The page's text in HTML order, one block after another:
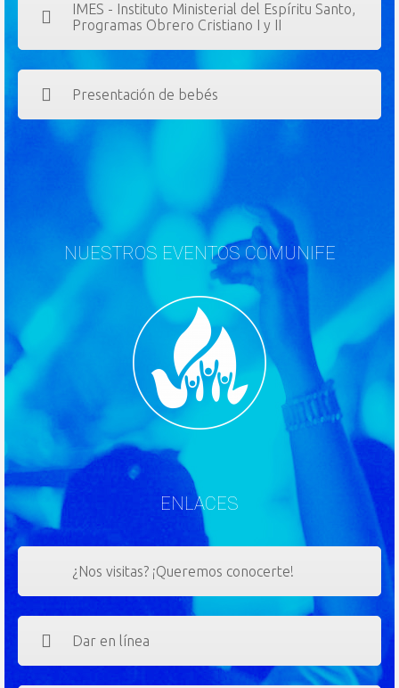
IMES - Instituto Ministerial del Espíritu Santo,
Programas Obrero Cristiano I y II
Presentación de bebés
NUESTROS EVENTOS COMUNIFE
ENLACES
¿Nos visitas? ¡Queremos conocerte!
Dar en línea